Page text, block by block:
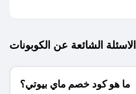
الاسئلة الشائعة عن الكوبونات
ما هو كود خصم ماي بيوتي؟